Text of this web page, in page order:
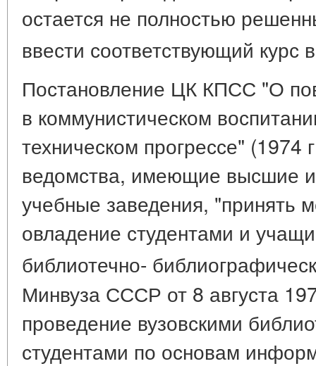
остается не полностью
ввести соответствующий курс
Постановление ЦК КПСС "О
в коммунистическом
техническом прогрессе" (1974
ведомства, имеющие высшие
учебные заведения, "принять
овладение студентами и
библиотечно-
Минвуза СССР от 8 августа
проведение вузовскими
студентами по основам